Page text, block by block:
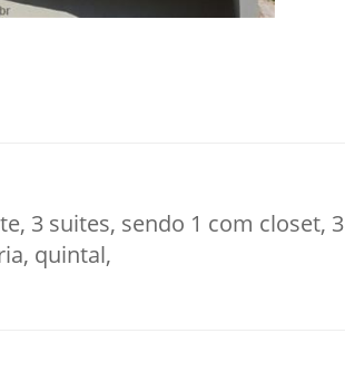
3 suites, sendo 1 com closet, 3
quintal,